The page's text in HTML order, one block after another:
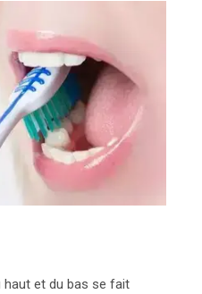
haut et du bas se fait